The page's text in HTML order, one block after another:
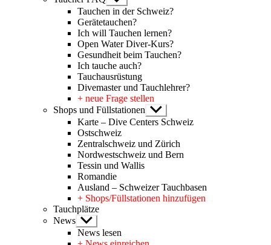
anzeigen
Tauchen in der Schweiz?
Gerätetauchen?
Ich will Tauchen lernen?
Open Water Diver-Kurs?
Gesundheit beim Tauchen?
Ich tauche auch?
Tauchausrüstung
Divemaster und Tauchlehrer?
+ neue Frage stellen
Shops und Füllstationen Untermenü
anzeigen
Karte – Dive Centers Schweiz
Ostschweiz
Zentralschweiz und Zürich
Nordwestschweiz und Bern
Tessin und Wallis
Romandie
Ausland – Schweizer Tauchbasen
+ Shops/Füllstationen hinzufügen
Tauchplätze
News Untermenü
anzeigen
News lesen